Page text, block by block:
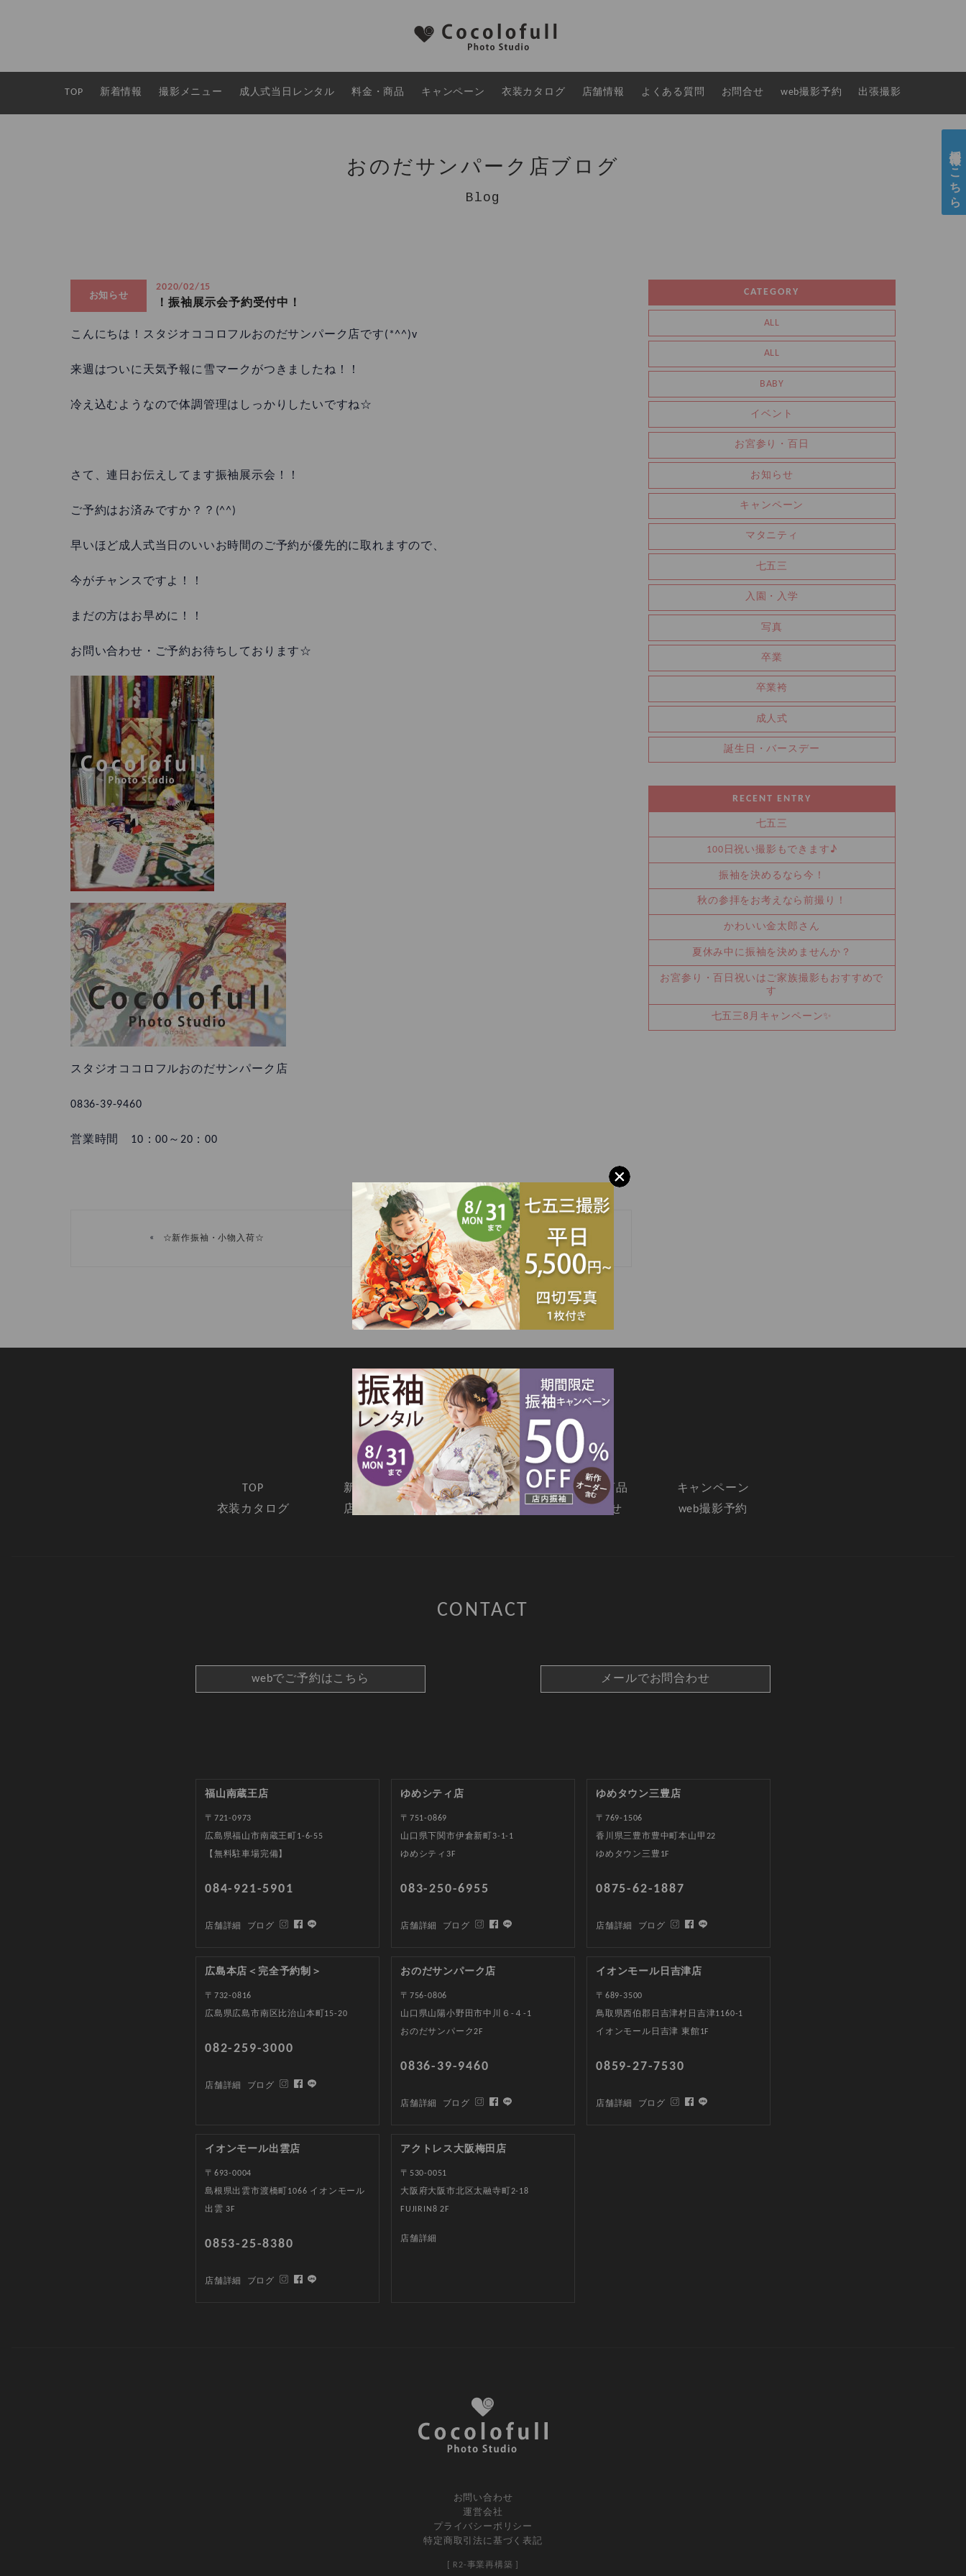
TOP 新着情報 撮影メニュー 成人式当日レンタル 料金・商品 キャンペーン 衣装カタログ 店舗情報 よくある質問 お問合せ web撮影予約 出張撮影
おのだサンパーク店ブログ
Blog
お知らせ
2020/02/15
！振袖展示会予約受付中！
こんにちは！スタジオココロフルおのだサンパーク店です(*^^)v
来週はついに天気予報に雪マークがつきましたね！！
冷え込むようなので体調管理はしっかりしたいですね☆
さて、連日お伝えしてます振袖展示会！！
ご予約はお済みですか？？(^^)
早いほど成人式当日のいいお時間のご予約が優先的に取れますので、
今がチャンスですよ！！
まだの方はお早めに！！
お問い合わせ・ご予約お待ちしております☆
スタジオココロフルおのだサンパーク店
0836-39-9460
営業時間 10：00～20：00
« ☆新作振袖・小物入荷☆ お得がいっぱい子ども写真展♪ »
CATEGORY
ALL
ALL
BABY
イベント
お宮参り・百日
お知らせ
キャンペーン
マタニティ
七五三
入園・入学
写真
卒業
卒業袴
成人式
誕生日・バースデー
RECENT ENTRY
七五三
100日祝い撮影もできます♪
振袖を決めるなら今！
秋の参拝をお考えなら前撮り！
かわいい金太郎さん
夏休み中に振袖を決めませんか？
お宮参り・百日祝いはご家族撮影もおすすめで
す
七五三8月キャンペーン✨
SITEMAP
TOP 新着情報 撮影メニュー 料金・商品
キャンペーン
衣装カタログ
店舗情報 よくあるご質問 お問合せ web撮影予約
CONTACT
webでご予約はこちら メールでお問合わせ
福山南蔵王店
〒721-0973
広島県福山市南蔵王町1-6-55
【無料駐車場完備】
084-921-5901
店舗詳細 ブログ
ゆめシティ店
〒751-0869
山口県下関市伊倉新町3-1-1
ゆめシティ3F
083-250-6955
店舗詳細 ブログ
ゆめタウン三豊店
〒769-1506
香川県三豊市豊中町本山甲22
ゆめタウン三豊1F
0875-62-1887
店舗詳細 ブログ
広島本店＜完全予約制＞
〒732-0816
広島県広島市南区比治山本町15-20
082-259-3000
店舗詳細 ブログ
おのだサンパーク店
〒756-0806
山口県山陽小野田市中川６-４-1
おのだサンパーク2F
0836-39-9460
店舗詳細 ブログ
イオンモール日吉津店
〒689-3500
鳥取県西伯郡日吉津村日吉津1160-1
イオンモール日吉津 東館1F
0859-27-7530
店舗詳細 ブログ
イオンモール出雲店
〒693-0004
島根県出雲市渡橋町1066 イオンモール
出雲 3F
0853-25-8380
店舗詳細 ブログ
アクトレス大阪梅田店
〒530-0051
大阪府大阪市北区太融寺町2-18
FUJIRIN8 2F
店舗詳細
お問い合わせ
運営会社
プライバシーポリシー
特定商取引法に基づく表記
[ R2-事業再構築 ]
採用情報はこちら